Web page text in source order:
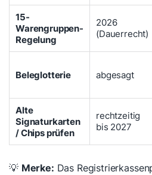
15-
Warengruppen-
Regelung
2026
(Dauerrecht)
Beleglotterie abgesagt
Alte
Signaturkarten
/ Chips prüfen
rechtzeitig
bis 2027
💡 Merke: Das